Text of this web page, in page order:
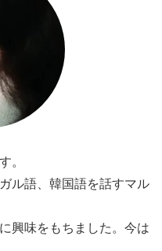
。
ル語、韓国語を話すマル
興味をもちました。今は